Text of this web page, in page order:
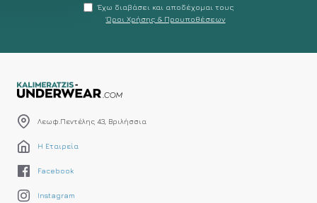
Έχω διαβάσει και αποδέχομαι τους
Όροι Χρήσης & Προυποθέσεων
Λεωφ.Πεντέλης 43, Βριλήσσια
Η Εταιρεία
Facebook
Instagram